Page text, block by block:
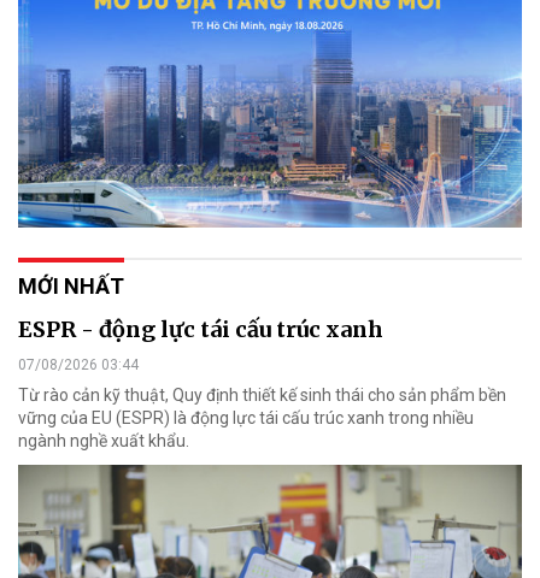
MỚI NHẤT
ESPR - động lực tái cấu trúc xanh
07/08/2026 03:44
Từ rào cản kỹ thuật, Quy định thiết kế sinh thái cho sản phẩm bền
vững của EU (ESPR) là động lực tái cấu trúc xanh trong nhiều
ngành nghề xuất khẩu.